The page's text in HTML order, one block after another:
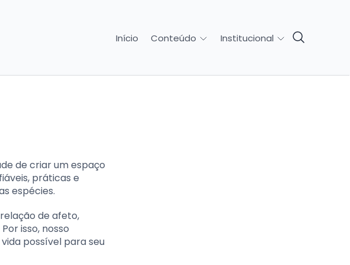
Início Conteúdo Institucional
de criar um espaço
práticas e
espécies.
de afeto,
isso, nosso
possível para seu